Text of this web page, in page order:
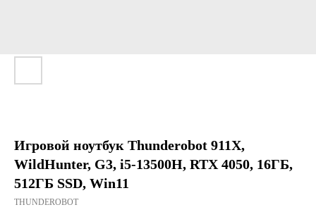
Игровой ноутбук Thunderobot 911X,
WildHunter, G3, i5-13500H, RTX 4050, 16ГБ,
512ГБ SSD, Win11
THUNDEROBOT